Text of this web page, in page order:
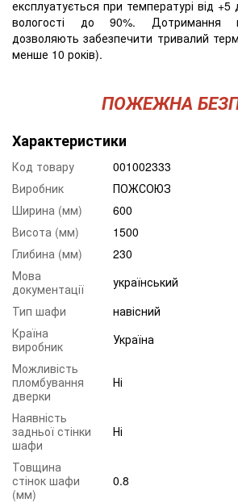
експлуатується при температурі від +5
вологості до 90%. Дотримання
дозволяють забезпечити тривалий
менше 10 років).
ПОЖЕЖНА
Характеристики
Код товару
001002333
Виробник
ПОЖСОЮЗ
Ширина (мм)
600
Висота (мм)
1500
Глибина (мм)
230
Мова
документації
український
Тип шафи
навісний
Країна
виробник
Україна
Можливість
пломбування
дверки
Ні
Наявність
задньої стінки
шафи
Ні
Товщина
стінок шафи
(мм)
0.8